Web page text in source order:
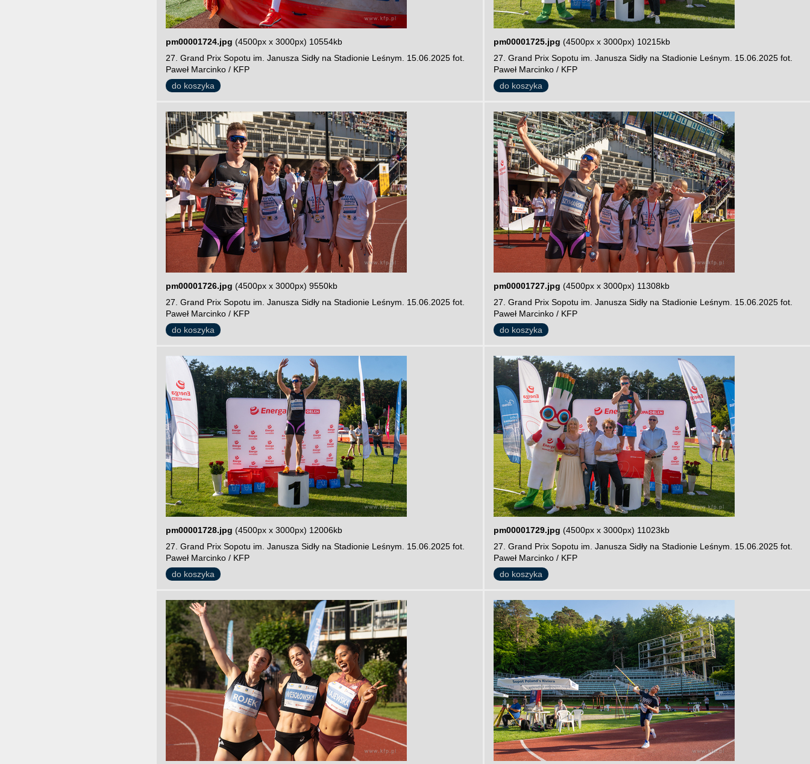
pm00001724.jpg (4500px x 3000px) 10554kb
27. Grand Prix Sopotu im. Janusza Sidły na Stadionie Leśnym. 15.06.2025 fot.
Paweł Marcinko / KFP
do koszyka
pm00001725.jpg (4500px x 3000px) 10215kb
27. Grand Prix Sopotu im. Janusza Sidły na Stadionie Leśnym. 15.06.2025 fot.
Paweł Marcinko / KFP
do koszyka
pm00001726.jpg (4500px x 3000px) 9550kb
27. Grand Prix Sopotu im. Janusza Sidły na Stadionie Leśnym. 15.06.2025 fot.
Paweł Marcinko / KFP
do koszyka
pm00001727.jpg (4500px x 3000px) 11308kb
27. Grand Prix Sopotu im. Janusza Sidły na Stadionie Leśnym. 15.06.2025 fot.
Paweł Marcinko / KFP
do koszyka
pm00001728.jpg (4500px x 3000px) 12006kb
27. Grand Prix Sopotu im. Janusza Sidły na Stadionie Leśnym. 15.06.2025 fot.
Paweł Marcinko / KFP
do koszyka
pm00001729.jpg (4500px x 3000px) 11023kb
27. Grand Prix Sopotu im. Janusza Sidły na Stadionie Leśnym. 15.06.2025 fot.
Paweł Marcinko / KFP
do koszyka